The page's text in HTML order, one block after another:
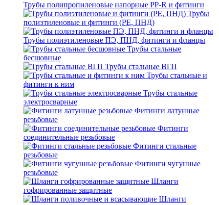
Трубы полипропиленовые напорные PP-R и фитинги
Трубы
полиэтиленовые и фитинги (PE, ПНД)
Трубы полиэтиленовые ПЭ, ПНД, фитинги и фланцы
Трубы стальные
бесшовные
Трубы стальные ВГП
Трубы стальные и
фитинги к ним
Трубы стальные
электросварные
Фитинги латунные
резьбовые
Фитинги
соединительные резьбовые
Фитинги стальные
резьбовые
Фитинги чугунные
резьбовые
Шланги
гофрированные защитные
Шланги